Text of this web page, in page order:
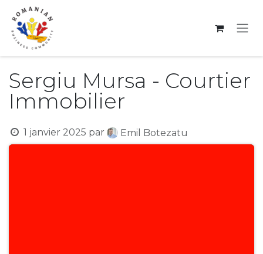
Se rendre au contenu
Sergiu Mursa - Courtier
Immobilier
1 janvier 2025 par Emil Botezatu